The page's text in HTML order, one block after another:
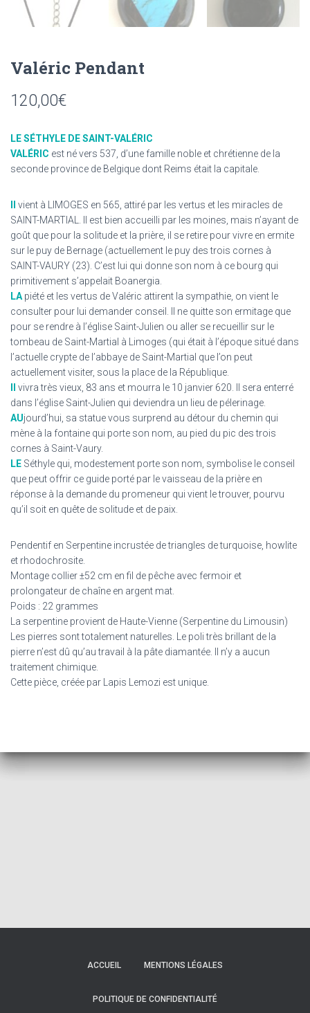
Valéric Pendant
120,00€
LE SÉTHYLE DE SAINT-VALÉRIC
VALÉRIC est né vers 537, d’une famille noble et chrétienne de la
seconde province de Belgique dont Reims était la capitale.
vient à LIMOGES en 565, attiré par les vertus et les miracles de
SAINT-MARTIAL. Il est bien accueilli par les moines, mais n’ayant de
goût que pour la solitude et la prière, il se retire pour vivre en ermite
sur le puy de Bernage (actuellement le puy des trois cornes à
SAINT-VAURY (23). C’est lui qui donne son nom à ce bourg qui
primitivement s’appelait Boanergia.
LApiété et les vertus de Valéric attirent la sympathie, on vient le
consulter pour lui demander conseil. Il ne quitte son ermitage que
pour se rendre à l’église Saint-Julien ou aller se recueillir sur le
tombeau de Saint-Martial à Limoges (qui était à l’époque situé dans
l’actuelle crypte de l’abbaye de Saint-Martial que l’on peut
actuellement visiter, sous la place de la République.
vivra très vieux, 83 ans et mourra le 10 janvier 620. Il sera enterré
dans l’église Saint-Julien qui deviendra un lieu de pélerinage.
AUjourd’hui, sa statue vous surprend au détour du chemin qui
mène à la fontaine qui porte son nom, au pied du pic des trois
cornes à Saint-Vaury.
LE Séthyle qui, modestement porte son nom, symbolise le conseil
que peut offrir ce guide porté par le vaisseau de la prière en
réponse à la demande du promeneur qui vient le trouver, pourvu
qu’il soit en quête de solitude et de paix.
Pendentif en Serpentine incrustée de triangles de turquoise, howlite
et rhodochrosite.
Montage collier ±52 cm en fil de pêche avec fermoir et
prolongateur de chaîne en argent mat.
Poids : 22 grammes
La serpentine provient de Haute-Vienne (Serpentine du Limousin)
Les pierres sont totalement naturelles. Le poli très brillant de la
pierre n’est dû qu’au travail à la pâte diamantée. Il n’y a aucun
traitement chimique.
Cette pièce, créée par Lapis Lemozi est unique.
ACCUEIL MENTIONS LÉGALES
POLITIQUE DE CONFIDENTIALITÉ